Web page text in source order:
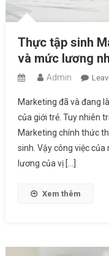
Thực tập sinh
và mức lương
Admin
Marketing đã và đang
của giới trẻ. Tuy nhiên
Marketing chính thức
sinh. Vậy công việc
lương của vị […]
Xem thêm